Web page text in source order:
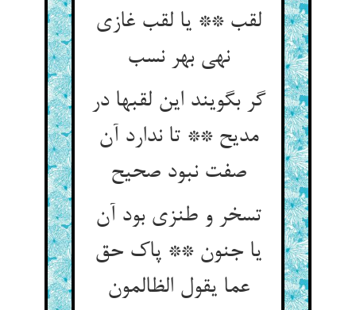
لقب ** یا لقب غازی
نهی بهر نسب
گر بگویند این لقبها در
مدیح ** تا ندارد آن
صفت نبود صحیح
تسخر و طنزی بود آن
یا جنون ** پاک حق
عما یقول الظالمون